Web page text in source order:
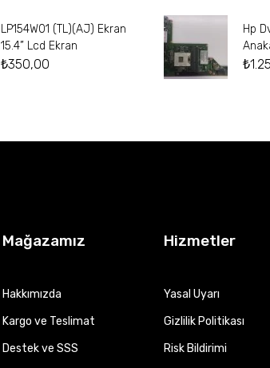
LP154W01 (TL)(AJ) Ekran
15.4” Lcd Ekran
₺350,00
Hp
₺
Mağazamız
Hakkımızda
Kargo ve Teslimat
Destek ve SSS
Hizmetler
Yasal Uyarı
Gizlilik Politikası
Risk Bildirimi